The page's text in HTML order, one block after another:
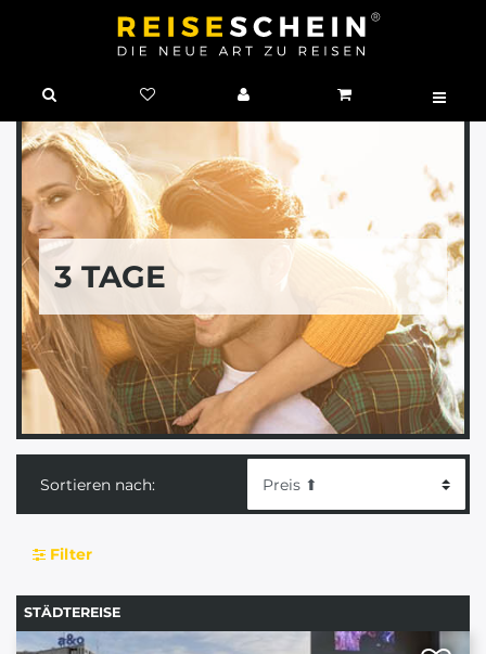
3 TAGE
Sortieren nach:
Filter
STÄDTEREISE